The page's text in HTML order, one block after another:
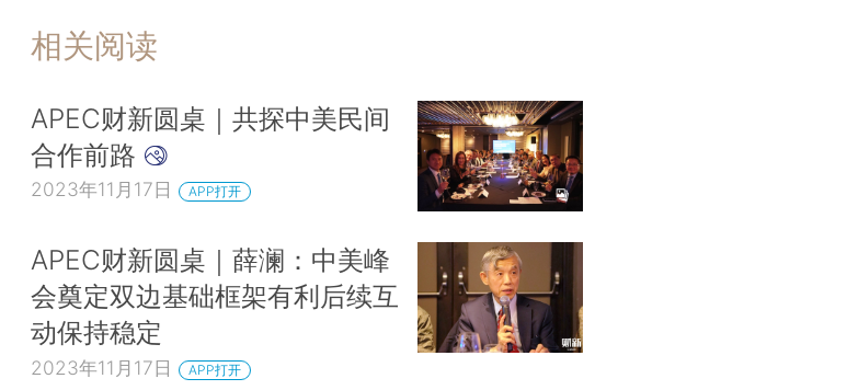
相关阅读
APEC财新圆桌｜共探中美民间
合作前路
2023年11月17日 APP打开
APEC财新圆桌｜薛澜：中美峰
会奠定双边基础框架有利后续互
动保持稳定
2023年11月17日 APP打开